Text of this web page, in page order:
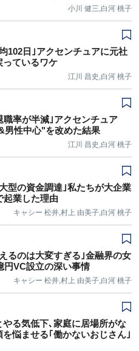
小川 健三,白河 桃子
102日｣アクセンチュアに元社
っているワケ
江川 昌史,白河 桃子
職率が半減｣アクセンチュア
男性中心"を改めた結果
江川 昌史,白河 桃子
型の資金調達｣私たちが大企業
起業した理由
キャシー 松井,村上 由美子,白河 桃子
るのは大変すぎる｣金融界の女
円VC設立の深い事情
キャシー 松井,村上 由美子,白河 桃子
やる気低下､家庭に居場所がな
悩ませる｢働かないおじさん｣